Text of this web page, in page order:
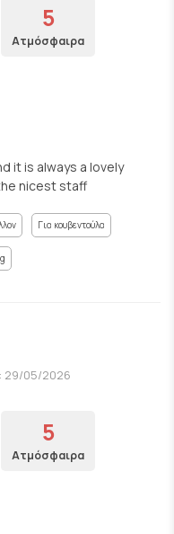
5
Ατμόσφαιρα
it is always a lovely
nicest staff
Για κουβεντούλα
29/05/2026
5
Ατμόσφαιρα